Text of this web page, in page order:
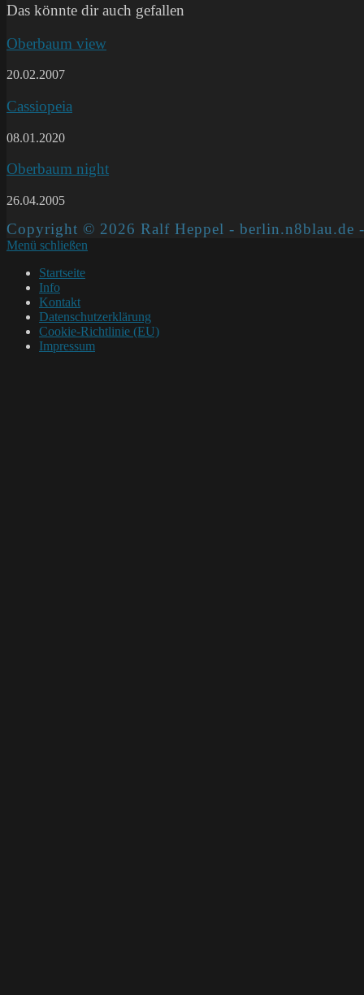
Das könnte dir auch gefallen
Oberbaum view
20.02.2007
Cassiopeia
08.01.2020
Oberbaum night
26.04.2005
Copyright © 2026 Ralf Heppel - berlin.n8blau.de
Menü schließen
Startseite
Info
Kontakt
Datenschutzerklärung
Cookie-Richtlinie (EU)
Impressum